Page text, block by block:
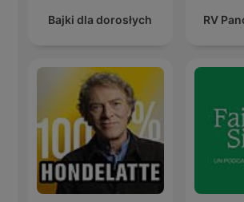
Bajki dla dorosłych RV